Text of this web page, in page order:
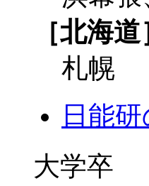
［北海道
札幌
日能
大学卒